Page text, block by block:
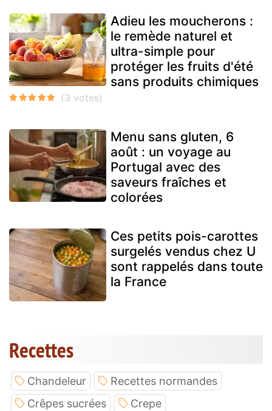
Adieu les moucherons :
le remède naturel et
ultra-simple pour
protéger les fruits d'été
sans produits chimiques
Menu sans gluten, 6
août : un voyage au
Portugal avec des
saveurs fraîches et
colorées
Ces petits pois-carottes
surgelés vendus chez U
sont rappelés dans toute
la France
Recettes
Chandeleur
Recettes normandes
Crêpes sucrées
Crepe